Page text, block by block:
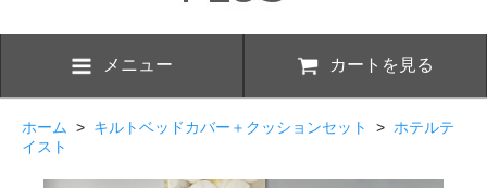
メニュー カートを見る
ホーム > キルトベッドカバー＋クッションセット > ホテルテ
イスト